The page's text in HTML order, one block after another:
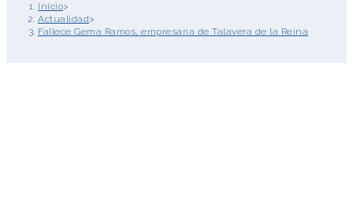
Inicio>
Actualidad>
Fallece Gema Ramos, empresaria de Talavera de la Reina